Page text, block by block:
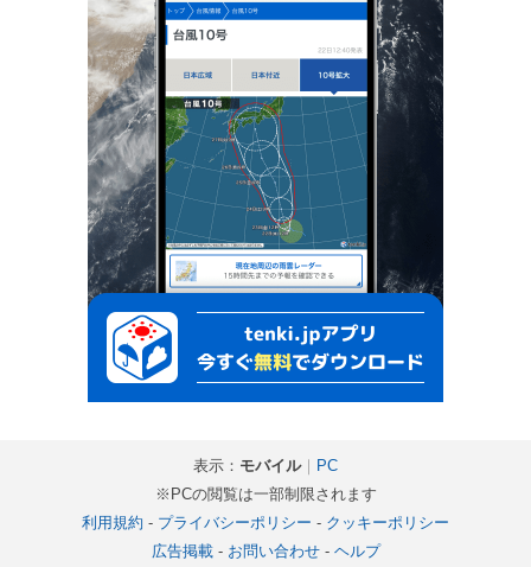
表示： モバイル｜ PC
※PCの閲覧は一部制限されます
利用規約 - プライバシーポリシー - クッキーポリシー
広告掲載- お問い合わせ- ヘルプ